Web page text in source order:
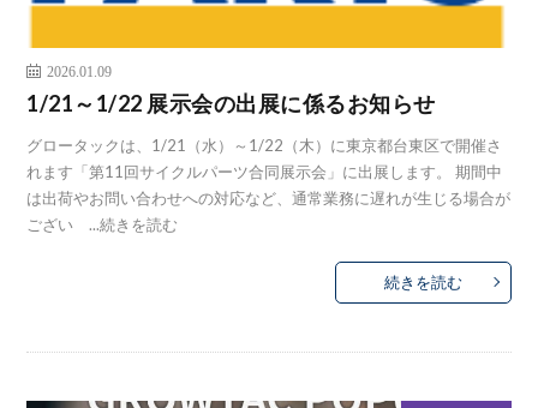
2026.01.09
1/21～1/22 展示会の出展に係るお知らせ
グロータックは、1/21（水）～1/22（木）に東京都台東区で開催さ
れます「第11回サイクルパーツ合同展示会」に出展します。 期間中
は出荷やお問い合わせへの対応など、通常業務に遅れが生じる場合が
ござい ...続きを読む
続きを読む